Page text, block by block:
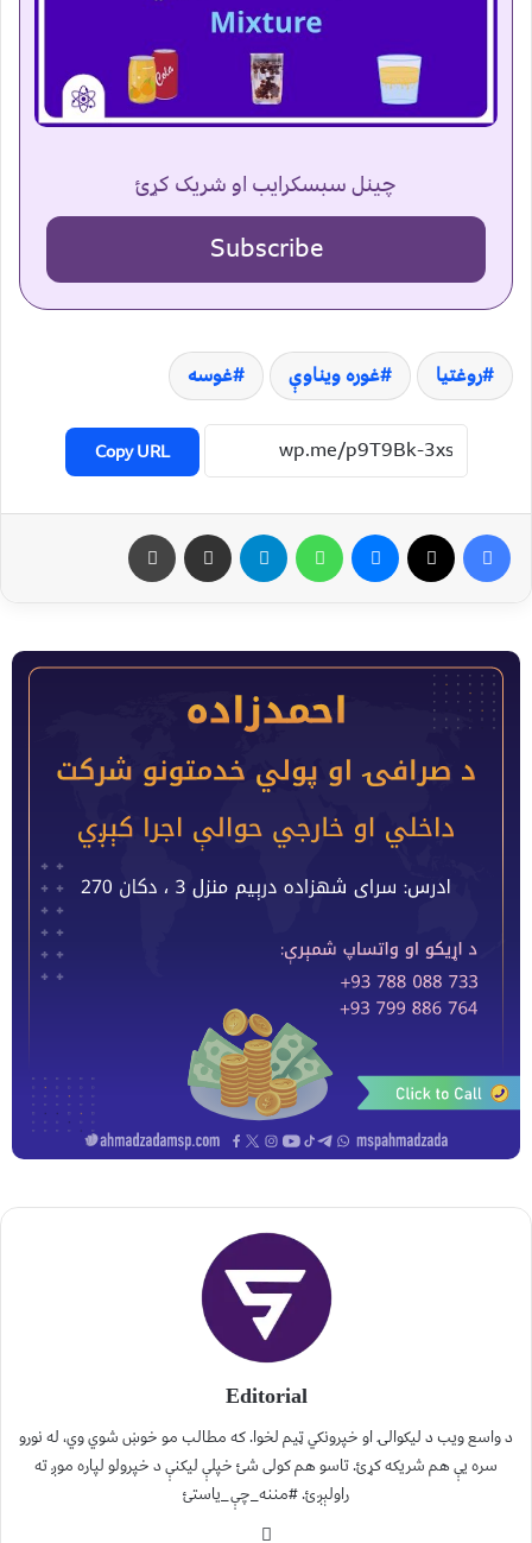
چینل سبسکرایب او شریک کړئ
Subscribe
روغتیا غوره ویناوې غوسه
Copy URL
Editorial
د واسع ویب د لیکوالۍ او خپرونکي ټیم لخوا. که مطالب مو خوښ شوي وي، له نورو
سره یې هم شریکه کړئ. تاسو هم کولی شئ خپلې لیکنې د خپرولو لپاره موږ ته
راولېږئ. #مننه_چې_یاستئ